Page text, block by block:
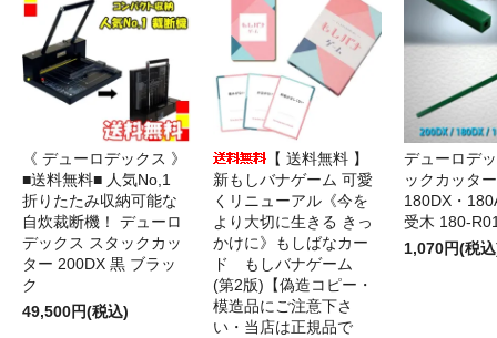
《 デューロデックス 》
■送料無料■ 人気No,1
折りたたみ収納可能な
自炊裁断機！ デューロ
デックス スタックカッ
ター 200DX 黒 ブラッ
ク
49,500円(税込)
【 送料無料 】
新もしバナゲーム 可愛
くリニューアル《今を
より大切に生きる きっ
かけに》もしばなカー
ド もしバナゲーム
(第2版)【偽造コピー・
模造品にご注意下さ
い・当店は正規品で
デューロデ
ックカッタ
180DX・
受木 180-
1,070円(税